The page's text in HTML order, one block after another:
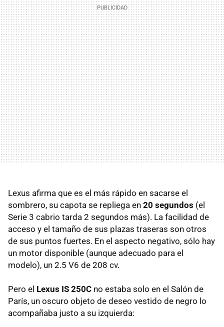
Lexus afirma que es el más rápido en sacarse el
sombrero, su capota se repliega en 20 segundos (el
Serie 3 cabrio tarda 2 segundos más). La facilidad de
acceso y el tamaño de sus plazas traseras son otros
de sus puntos fuertes. En el aspecto negativo, sólo hay
un motor disponible (aunque adecuado para el
modelo), un 2.5 V6 de 208 cv.
Pero el Lexus IS 250C no estaba solo en el Salón de
París, un oscuro objeto de deseo vestido de negro lo
acompañaba justo a su izquierda: